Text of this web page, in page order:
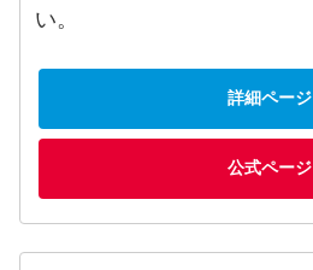
い。
詳細ページ
公式ページ